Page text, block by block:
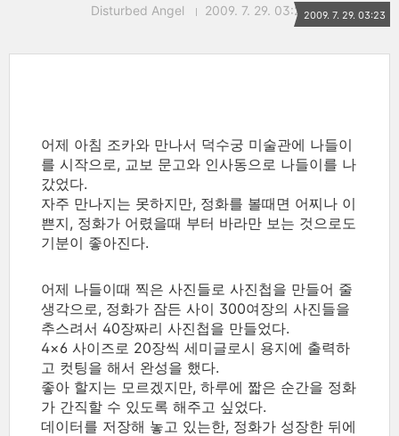
Disturbed Angel 2009. 7. 29. 03:232009. 7. 29. 03:23
어제 아침 조카와 만나서 덕수궁 미술관에 나들이
를 시작으로, 교보 문고와 인사동으로 나들이를 나
갔었다.
자주 만나지는 못하지만, 정화를 볼때면 어찌나 이
쁜지, 정화가 어렸을때 부터 바라만 보는 것으로도
기분이 좋아진다.
어제 나들이때 찍은 사진들로 사진첩을 만들어 줄
생각으로, 정화가 잠든 사이 300여장의 사진들을
추스려서 40장짜리 사진첩을 만들었다.
4×6 사이즈로 20장씩 세미글로시 용지에 출력하
고 컷팅을 해서 완성을 했다.
좋아 할지는 모르겠지만, 하루에 짧은 순간을 정화
가 간직할 수 있도록 해주고 싶었다.
데이터를 저장해 놓고 있는한, 정화가 성장한 뒤에